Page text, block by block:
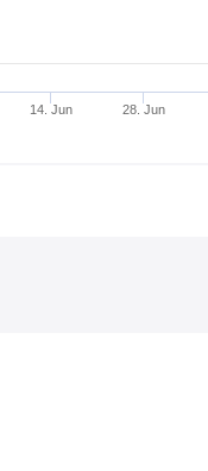
14. Jun 28. Jun